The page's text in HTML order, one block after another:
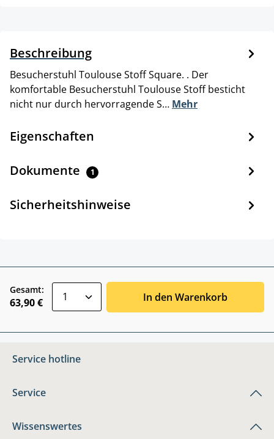
Beschreibung
Besucherstuhl Toulouse Stoff Square. . Der
komfortable Besucherstuhl Toulouse Stoff besticht
nicht nur durch hervorragende S… Mehr
Eigenschaften
Dokumente 1
Sicherheitshinweise
Gesamt:
63,90 € In den Warenkorb
Service hotline
Service
Wissenswertes